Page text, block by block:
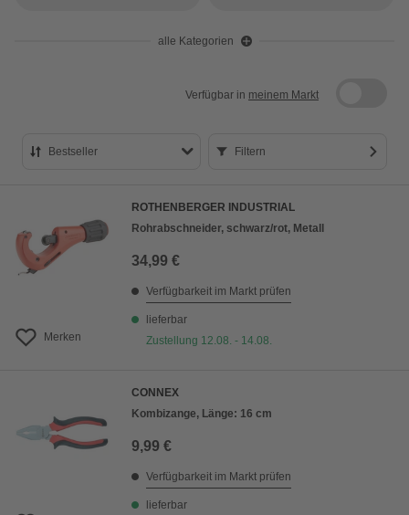
alle Kategorien
Verfügbar in meinem Markt
Bestseller
Preis aufsteigend
Preis absteigend
Filtern
Merken
ROTHENBERGER INDUSTRIAL
Rohrabschneider, schwarz/rot, Metall
34,99 €
Verfügbarkeit im Markt prüfen
lieferbar
Zustellung 12.08. - 14.08.
CONNEX
Kombizange, Länge: 16 cm
9,99 €
Verfügbarkeit im Markt prüfen
lieferbar